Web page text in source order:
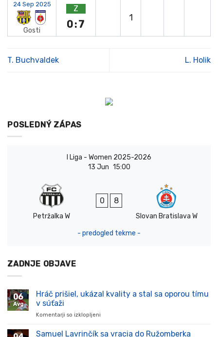
24 Sep 2025
Gosti
Z
0:7
1
T. Buchvaldek L. Holik
POSLEDNÝ ZÁPAS
I Liga - Women 2025-2026
13 Jun 15:00
Petržalka W
0 8
Slovan Bratislava W
- predogled tekme -
ZADNJE OBJAVE
06
Avg
Hráč prišiel, ukázal kvality a stal sa oporou tímu
v súťaži
Komentarji so izklopljeni
prišiel,
Samuel Lavrinčík sa vracia do Ružomberka